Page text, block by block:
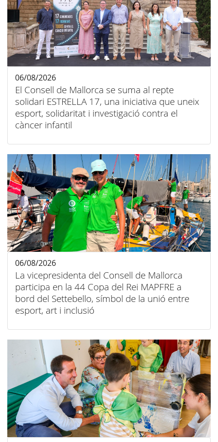
El Consell de Mallorca se suma al repte
solidari ESTRELLA 17, una iniciativa que uneix
esport, solidaritat i investigació contra el
càncer infantil
06/08/2026
La vicepresidenta del Consell de Mallorca
participa en la 44 Copa del Rei MAPFRE a
bord del Settebello, símbol de la unió entre
esport, art i inclusió
06/08/2026